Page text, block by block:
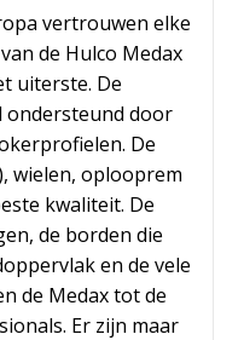
vertrouwen elke
de Hulco Medax
uiterste. De
ondersteund door
De
wielen, oplooprem
kwaliteit. De
de borden die
en de vele
de Medax tot de
Er zijn maar